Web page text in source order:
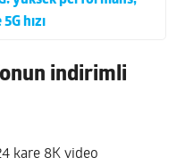
hızı
indirimli
kare 8K video